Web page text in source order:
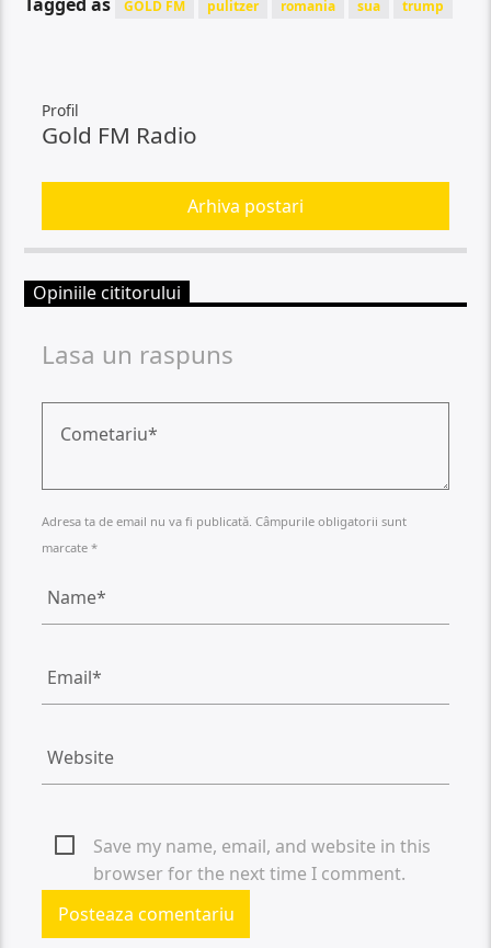
GOLD FM pulitzer romania sua trump
Profil
Gold FM Radio
Arhiva postari
Opiniile cititorului
Lasa un raspuns
Adresa ta de email nu va fi publicată. Câmpurile obligatorii sunt
marcate *
Save my name, email, and website in this
browser for the next time I comment.